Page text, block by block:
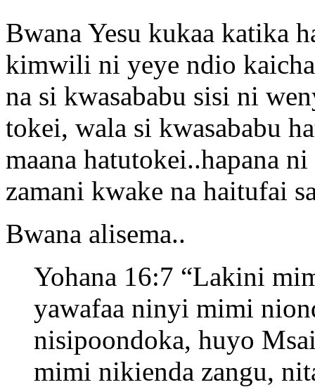
Bwana Yesu kukaa katika
kimwili ni yeye ndio
na si kwasababu sisi ni
tokei, wala si kwasababu
maana hatutokei..hapana
zamani kwake na haitufai
Bwana alisema..
Yohana 16:7 “Lakini
yawafaa ninyi mimi
nisipoondoka, huyo
mimi nikienda zangu,